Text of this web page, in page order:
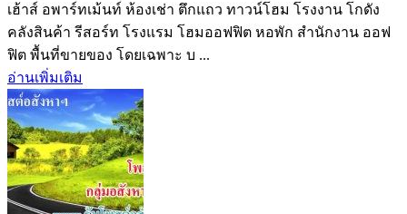
เฮ้าส์ อพาร์ทเม้นท์ ห้องเช่า ตึกแถว ทาวน์โฮม โรงงาน โกดัง
คลังสินค้า รีสอร์ท โรงแรม โฮมออฟฟิต หอพัก สำนักงาน ออฟ
ฟิต พื้นที่ขายของ โดยเฉพาะ บ ...
อ่านเพิ่มเติม